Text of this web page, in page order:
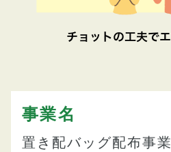
事業名
置き配バッグ配布事業